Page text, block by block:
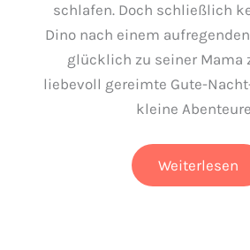
schlafen. Doch schließlich
Dino nach einem
glücklich zu seiner Mama
liebevoll gereimte Gute-
kleine
Nur
noch
Weiterlesen